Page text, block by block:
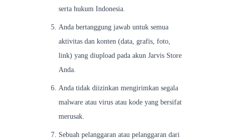
serta hukum Indonesia.
Anda bertanggung jawab untuk semua
aktivitas dan konten (data, grafis, foto,
link) yang diupload pada akun Jarvis Store
Anda.
Anda tidak diizinkan mengirimkan segala
malware atau virus atau kode yang bersifat
merusak.
Sebuah pelanggaran atau pelanggaran dari